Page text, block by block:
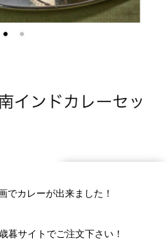
でカレーが出来ました！
暮サイトでご注文下さい！